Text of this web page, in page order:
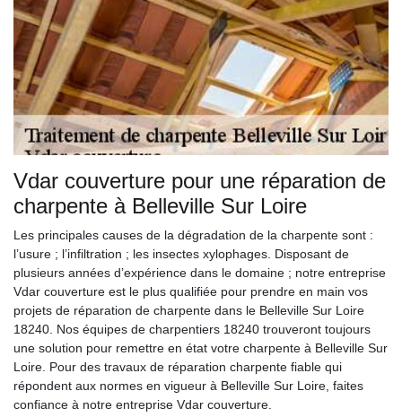
Vdar couverture pour une réparation de
charpente à Belleville Sur Loire
Les principales causes de la dégradation de la charpente sont :
l’usure ; l’infiltration ; les insectes xylophages. Disposant de
plusieurs années d’expérience dans le domaine ; notre entreprise
Vdar couverture est le plus qualifiée pour prendre en main vos
projets de réparation de charpente dans le Belleville Sur Loire
18240. Nos équipes de charpentiers 18240 trouveront toujours
une solution pour remettre en état votre charpente à Belleville Sur
Loire. Pour des travaux de réparation charpente fiable qui
répondent aux normes en vigueur à Belleville Sur Loire, faites
confiance à notre entreprise Vdar couverture.